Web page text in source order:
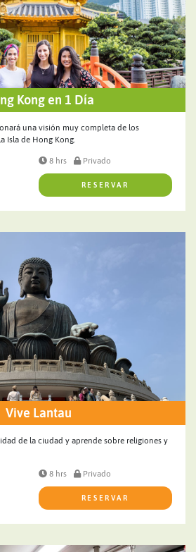
Kong en 1 Día
una visión muy completa de los
Isla de Hong Kong.
8 hrs Privado
RESERVAR
Vive Lantau
de la ciudad y aprende sobre religiones y
8 hrs Privado
RESERVAR